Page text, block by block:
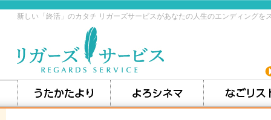
新しい「終活」のカタチ リガーズサービスがあなたの人生のエンディングを